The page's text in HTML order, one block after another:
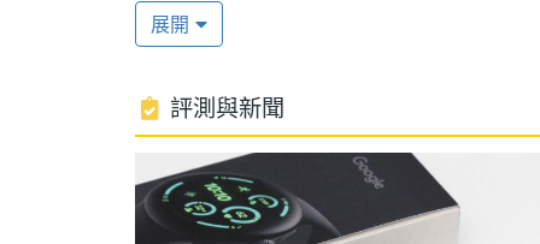
LTE、藍牙 5.3、Wi-Fi 6、NFC 與 UWB
自動偵測運動
Google Pixel Watch 3 LTE 41mm 擁有多
測更加準確，支援全天候心率偵測、血氧
RAM記憶體
電池容量 307 mAh
單機使用時間 36 hr
展開
評測與新聞